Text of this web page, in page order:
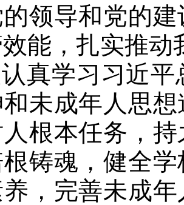
领导和党的
能，扎实推
真学习习近
未成年人思
根本任务，
铸魂，健全
养，完善未成